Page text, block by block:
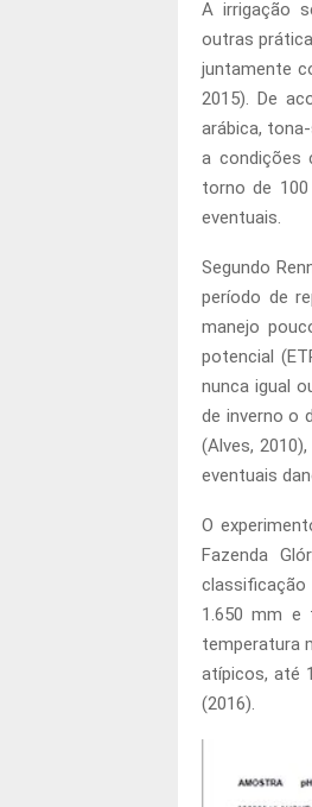
A irrigação
outras
juntamente
2015). De
arábica,
a condições
torno de
eventuais.
Segundo
período de
manejo
potencial
nunca igual
de inverno o
(Alves,
eventuais
O
Fazenda
classificação
1.650 mm e
temperatura
atípicos, até
(2016).